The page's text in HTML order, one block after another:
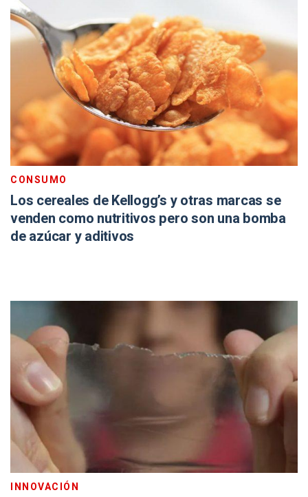
CONSUMO
Los cereales de Kellogg’s y otras marcas se
venden como nutritivos pero son una bomba
de azúcar y aditivos
INNOVACIÓN